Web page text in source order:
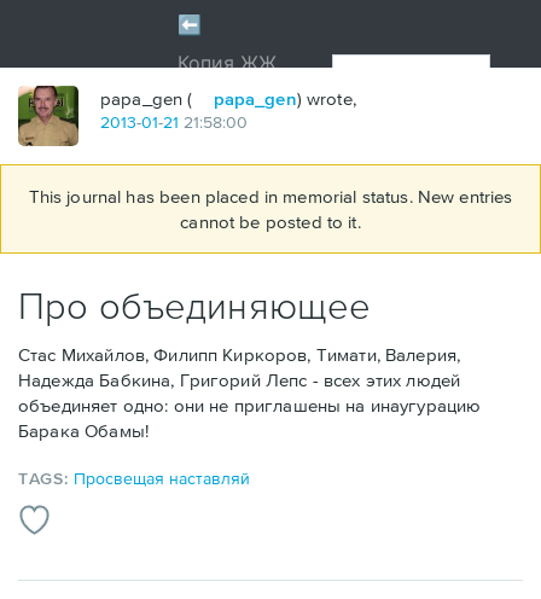
papa_gen ( papa_gen) wrote,
2013-01-21 21:58:00
This journal has been placed in memorial status. New entries
cannot be posted to it.
Про объединяющее
Стас Михайлов, Филипп Киркоров, Тимати, Валерия,
Надежда Бабкина, Григорий Лепс - всех этих людей
объединяет одно: они не приглашены на инаугурацию
Барака Обамы!
TAGS: Просвещая наставляй